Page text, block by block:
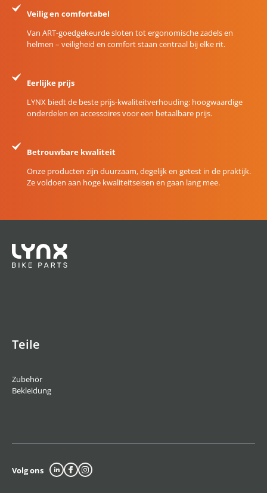
Veilig en comfortabel
Van ART-goedgekeurde sloten tot ergonomische zadels en
helmen – veiligheid en comfort staan centraal bij elke rit.
Eerlijke prijs
LYNX biedt de beste prijs-kwaliteitverhouding: hoogwaardige
onderdelen en accessoires voor een betaalbare prijs.
Betrouwbare kwaliteit
Onze producten zijn duurzaam, degelijk en getest in de praktijk.
Ze voldoen aan hoge kwaliteitseisen en gaan lang mee.
Teile
Zubehör
Bekleidung
Volg ons